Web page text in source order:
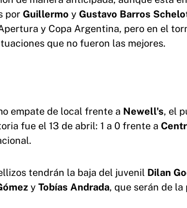
por Guillermo y Gustavo Barros
y Copa Argentina, pero en el
que no fueron las mejores.
empate de local frente a Newell's, el
fue el 13 de abril: 1 a 0 frente a
tendrán la baja del juvenil Dilan
y Tobías Andrada, que serán de